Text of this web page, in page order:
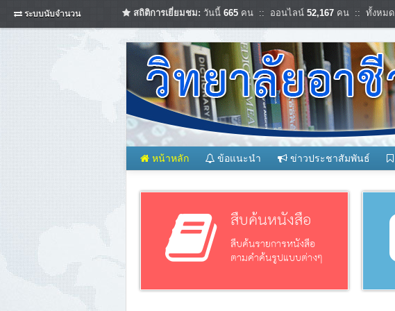
ระบบนับจำนวน สถิติการเยี่ยมชม: วันนี้ 665 คน :: ออนไลน์ 52,167 คน :: ทั้งหมด
หน้าหลัก ข้อแนะนำ ข่าวประชาสัมพันธ์
สืบค้นหนังสือ
สืบค้นรายการหนังสือ
ตามคำค้นรูปแบบต่างๆ